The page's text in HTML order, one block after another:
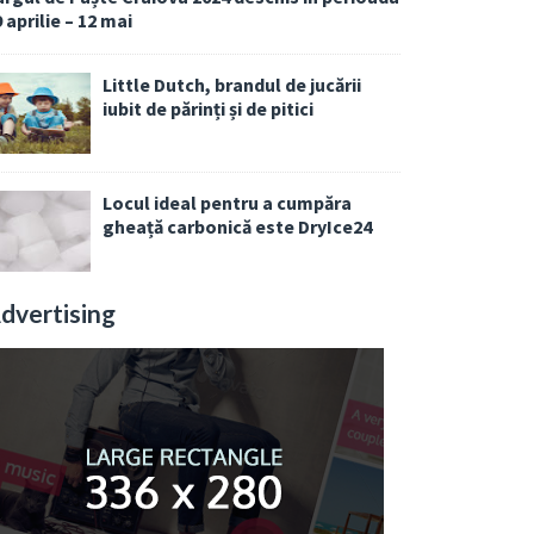
aprilie – 12 mai
Little Dutch, brandul de jucării
iubit de părinți și de pitici
Locul ideal pentru a cumpăra
gheață carbonică este DryIce24